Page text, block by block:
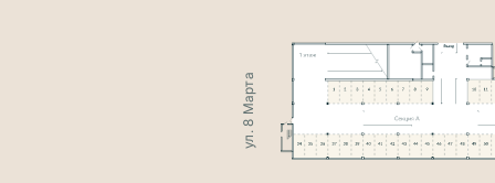
ул. 8 Марта